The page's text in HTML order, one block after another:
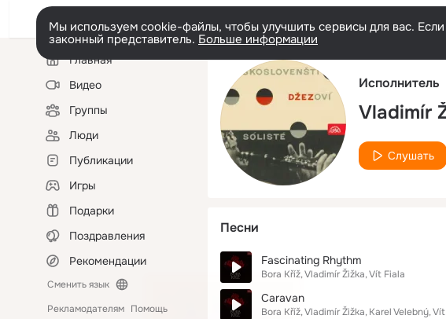
Мы используем cookie-файлы, чтобы улучшить сервисы для вас.
законный представитель. Больше информации
Левая
колонкаГлавная
Видео
Группы
Люди
Публикации
Игры
Подарки
Поздравления
Рекомендации
Сменить язык
Рекламодателям Помощь
Исполнитель
Vladimír
Слушать
Песни
Fascinating Rhythm
Bora Kříž Vladimír Žižka Vít Fiala
Caravan
Bora Kříž Vladimír Žižka Karel Velebný